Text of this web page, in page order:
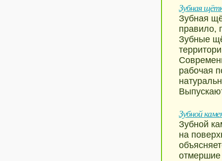
Зубная
Зубная
правило,
Зубные
рабочая
Зубной
Зубной
на
отмершие